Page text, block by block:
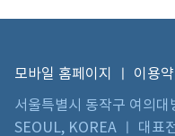
모바일 홈페이지 이용
서울특별시 동작구 여의
SEOUL, KOREA ㅣ 대표